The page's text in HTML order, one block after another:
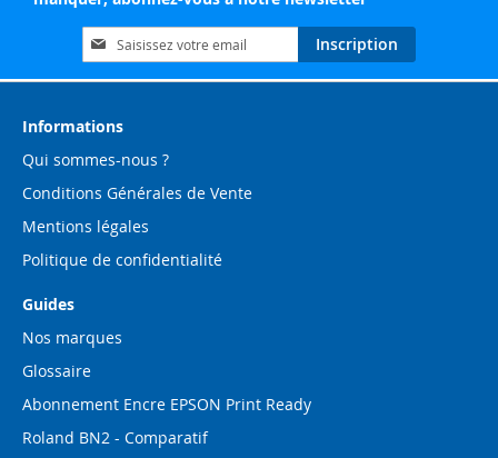
Inscription
à
notre
d’information
Inscription
Informations
Qui sommes-nous ?
Conditions Générales de Vente
Mentions légales
Politique de confidentialité
Guides
Nos marques
Glossaire
Abonnement Encre EPSON Print Ready
Roland BN2 - Comparatif